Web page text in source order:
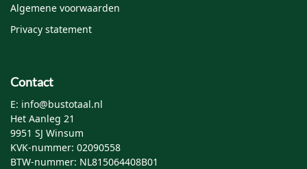
Algemene voorwaarden
Privacy statement
Contact
E: info@bustotaal.nl
Het Aanleg 21
9951 SJ Winsum
KVK-nummer: 02090558
BTW-nummer: NL815064408B01